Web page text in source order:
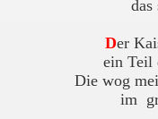
das
Der
ein Teil
Die wog
im